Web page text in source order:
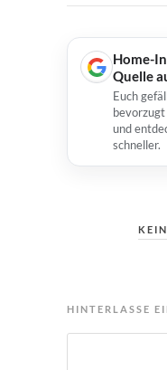
Home-
Quelle
Euch
und
schneller.
HINTERLASSE